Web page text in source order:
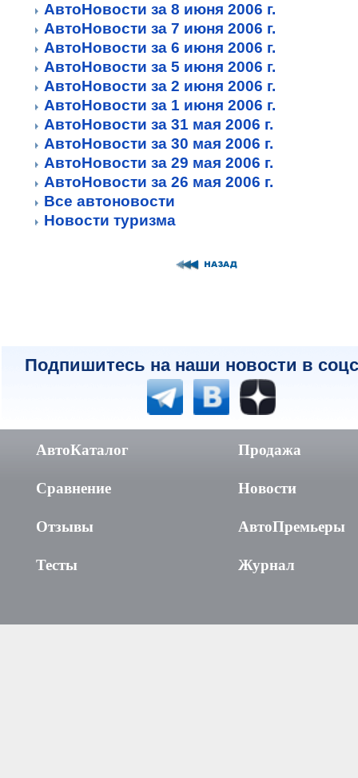
АвтоНовости за 8 июня 2006 г.
АвтоНовости за 7 июня 2006 г.
АвтоНовости за 6 июня 2006 г.
АвтоНовости за 5 июня 2006 г.
АвтоНовости за 2 июня 2006 г.
АвтоНовости за 1 июня 2006 г.
АвтоНовости за 31 мая 2006 г.
АвтоНовости за 30 мая 2006 г.
АвтоНовости за 29 мая 2006 г.
АвтоНовости за 26 мая 2006 г.
Все автоновости
Новости туризма
Подпишитесь на наши новости в
АвтоКаталог
Сравнение
Отзывы
Тесты
Продажа
Новости
АвтоПремьеры
Журнал